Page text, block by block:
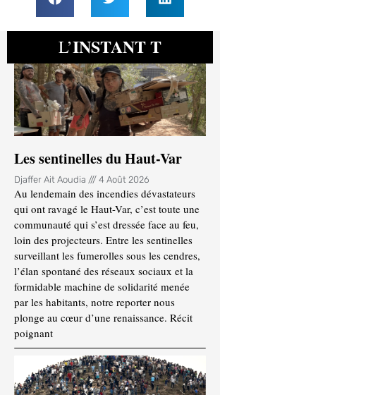
L’INSTANT T
Les sentinelles du Haut-Var
Djaffer Ait Aoudia 4 Août 2026
Au lendemain des incendies dévastateurs
qui ont ravagé le Haut-Var, c’est toute une
communauté qui s’est dressée face au feu,
loin des projecteurs. Entre les sentinelles
surveillant les fumerolles sous les cendres,
l’élan spontané des réseaux sociaux et la
formidable machine de solidarité menée
par les habitants, notre reporter nous
plonge au cœur d’une renaissance. Récit
poignant